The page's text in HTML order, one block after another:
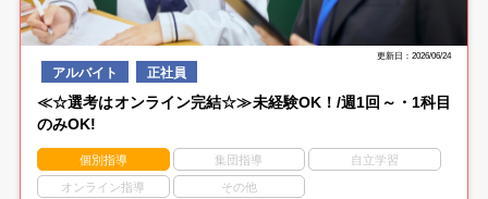
更新日：2026/06/24
アルバイト 正社員
≪☆選考はオンライン完結☆≫未経験OK！/週1回～・1科目
のみOK!
個別指導 集団指導 自立学習
オンライン指導 その他